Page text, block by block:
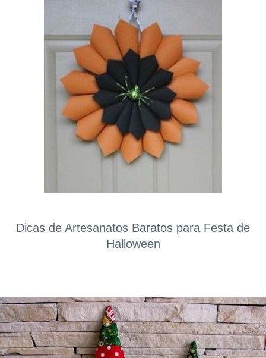
Dicas de Artesanatos Baratos para Festa de
Halloween